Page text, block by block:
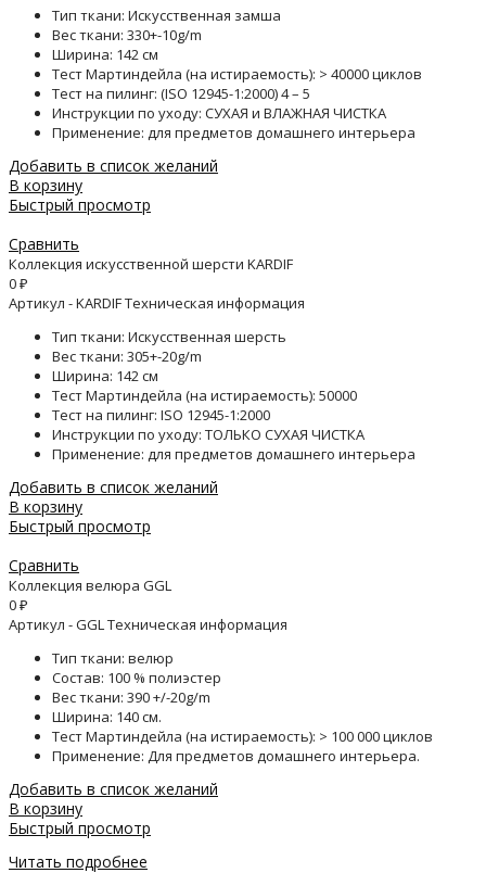
Тип ткани: Искусственная замша
Вес ткани: 330+-10g/m
Ширина: 142 см
Тест Мартиндейла (на истираемость): > 40000 циклов
Тест на пилинг: (ISO 12945-1:2000) 4 – 5
Инструкции по уходу: СУХАЯ и ВЛАЖНАЯ ЧИСТКА
Применение: для предметов домашнего интерьера
Добавить в список желаний
В корзину
Быстрый просмотр
Сравнить
Коллекция искусственной шерсти KARDIF
0₽
Артикул - KARDIF Техническая информация
Тип ткани: Искусственная шерсть
Вес ткани: 305+-20g/m
Ширина: 142 см
Тест Мартиндейла (на истираемость): 50000
Тест на пилинг: ISO 12945-1:2000
Инструкции по уходу: ТОЛЬКО СУХАЯ ЧИСТКА
Применение: для предметов домашнего интерьера
Добавить в список желаний
В корзину
Быстрый просмотр
Сравнить
Коллекция велюра GGL
0₽
Артикул - GGL Техническая информация
Тип ткани: велюр
Состав: 100 % полиэстер
Вес ткани: 390 +/-20g/m
Ширина: 140 см.
Тест Мартиндейла (на истираемость): > 100 000 циклов
Применение: Для предметов домашнего интерьера.
Добавить в список желаний
В корзину
Быстрый просмотр
Читать подробнее